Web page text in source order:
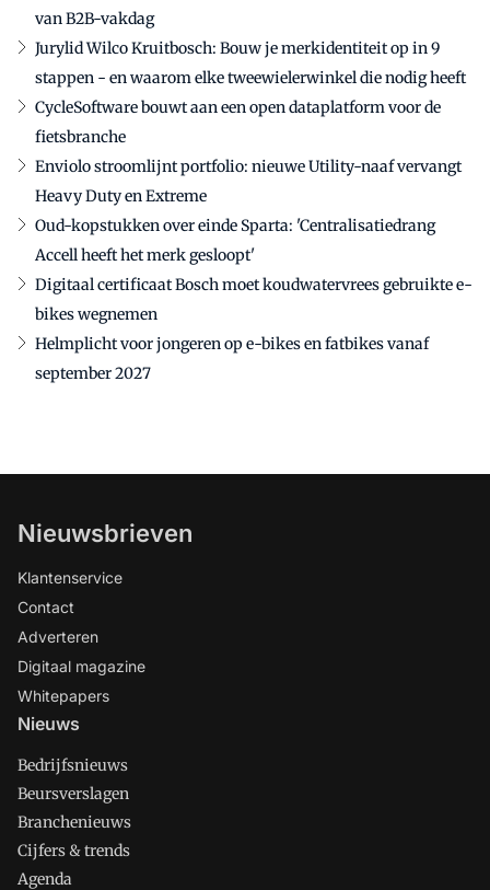
van B2B-vakdag
Jurylid Wilco Kruitbosch: Bouw je merkidentiteit op in 9
stappen - en waarom elke tweewielerwinkel die nodig heeft
CycleSoftware bouwt aan een open dataplatform voor de
fietsbranche
Enviolo stroomlijnt portfolio: nieuwe Utility-naaf vervangt
Heavy Duty en Extreme
Oud-kopstukken over einde Sparta: 'Centralisatiedrang
Accell heeft het merk gesloopt'
Digitaal certificaat Bosch moet koudwatervrees gebruikte e-
bikes wegnemen
Helmplicht voor jongeren op e-bikes en fatbikes vanaf
september 2027
Nieuwsbrieven
Klantenservice
Contact
Adverteren
Digitaal magazine
Whitepapers
Nieuws
Bedrijfsnieuws
Beursverslagen
Branchenieuws
Cijfers & trends
Agenda